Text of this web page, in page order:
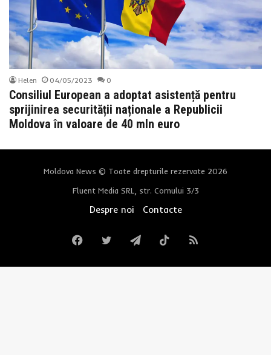
Helen 04/05/2023 0
Consiliul European a adoptat asistență pentru
sprijinirea securității naționale a Republicii
Moldova în valoare de 40 mln euro
Moldova News © Toate drepturile rezervate 2026
Fluent Media SRL, str. Cornului 3/3
Despre noi Contacte
FacebookTwitterTelegramTikTokRSS